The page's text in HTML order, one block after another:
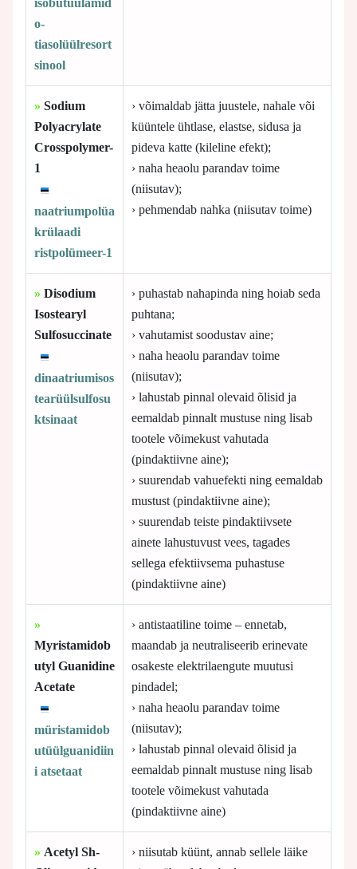
isobutüülamid
o-
tiasolüülresort
sinool
» Sodium
Polyacrylate
Crosspolymer-
1
naatriumpolüa
krülaadi
ristpolümeer-1
› võimaldab jätta juustele, nahale või
küüntele ühtlase, elastse, sidusa ja
pideva katte (kileline efekt);
› naha heaolu parandav toime
(niisutav);
› pehmendab nahka (niisutav toime)
» Disodium
Isostearyl
Sulfosuccinate
dinaatriumisos
tearüülsulfosu
ktsinaat
› puhastab nahapinda ning hoiab seda
puhtana;
› vahutamist soodustav aine;
› naha heaolu parandav toime
(niisutav);
› lahustab pinnal olevaid õlisid ja
eemaldab pinnalt mustuse ning lisab
tootele võimekust vahutada
(pindaktiivne aine);
› suurendab vahuefekti ning eemaldab
mustust (pindaktiivne aine);
› suurendab teiste pindaktiivsete
ainete lahustuvust vees, tagades
sellega efektiivsema puhastuse
(pindaktiivne aine)
»
Myristamidob
utyl Guanidine
Acetate
müristamidob
utüülguanidiin
i atsetaat
› antistaatiline toime – ennetab,
maandab ja neutraliseerib erinevate
osakeste elektrilaengute muutusi
pindadel;
› naha heaolu parandav toime
(niisutav);
› lahustab pinnal olevaid õlisid ja
eemaldab pinnalt mustuse ning lisab
tootele võimekust vahutada
(pindaktiivne aine)
» Acetyl Sh-
› niisutab küünt, annab sellele läike